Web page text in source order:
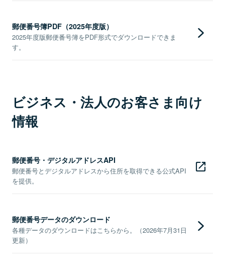
郵便番号簿PDF（2025年度版）
2025年度版郵便番号簿をPDF形式でダウンロードできま
す。
ビジネス・法人のお客さま向け
情報
郵便番号・デジタルアドレスAPI
郵便番号とデジタルアドレスから住所を取得できる公式API
を提供。
郵便番号データのダウンロード
各種データのダウンロードはこちらから。（2026年7月31日
更新）